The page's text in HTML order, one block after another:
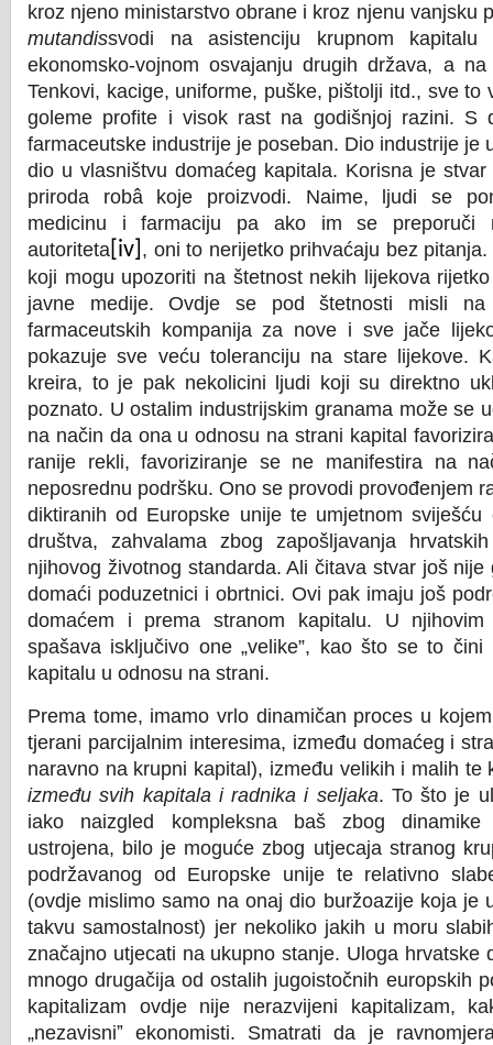
kroz njeno ministarstvo obrane i kroz njenu vanjsku
mutandissvodi na asistenciju krupnom kapitalu
ekonomsko-vojnom osvajanju drugih država, a
Tenkovi, kacige, uniforme, puške, pištolji itd., sve to
goleme profite i visok rast na godišnjoj razini. S
farmaceutske industrije je poseban. Dio industrije je
dio u vlasništvu domaćeg kapitala. Korisna je
priroda robâkoje proizvodi. Naime, ljudi se
medicinu i farmaciju pa ako im se preporuči
autoriteta [iv] , oni to nerijetko prihvaćaju bez
koji mogu upozoriti na štetnost nekih lijekova
javne medije. Ovdje se pod štetnosti misli na
farmaceutskih kompanija za nove i sve jače
pokazuje sve veću toleranciju na stare lijekove.
kreira, to je pak nekolicini ljudi koji su direktno
poznato. U ostalim industrijskim granama može se
na način da ona u odnosu na strani kapital
ranije rekli, favoriziranje se ne manifestira na
neposrednu podršku. Ono se provodi provođenjem
diktiranih od Europske unije te umjetnom sviješću
društva, zahvalama zbog zapošljavanja
njihovog životnog standarda. Ali čitava stvar još
domaći poduzetnici i obrtnici. Ovi pak imaju još
domaćem i prema stranom kapitalu. U
spašava isključivo one „velike”, kao što se to čini
kapitalu u odnosu na strani.
Prema tome, imamo vrlo dinamičan proces u
tjerani parcijalnim interesima, između domaćeg i
naravno na krupni kapital), između velikih i malih te
između svih kapitala i radnika i seljaka. To što je
iako naizgled kompleksna baš zbog dinamike
ustrojena, bilo je moguće zbog utjecaja stranog
podržavanog od Europske unije te relativno
(ovdje mislimo samo na onaj dio buržoazije koja je
takvu samostalnost) jer nekoliko jakih u moru
značajno utjecati na ukupno stanje. Uloga hrvatske
mnogo drugačija od ostalih jugoistočnih europskih
kapitalizam ovdje nije nerazvijeni kapitalizam,
„nezavisniˮ ekonomisti. Smatrati da je